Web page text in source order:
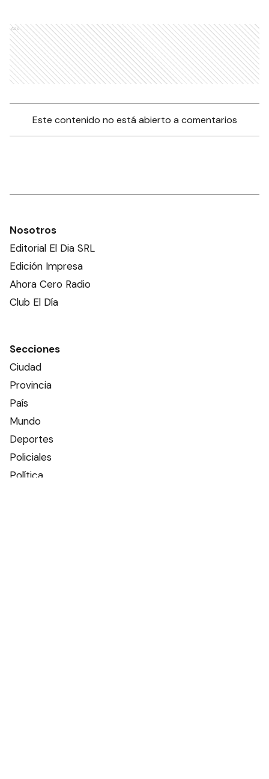
Ads
Este contenido no está abierto a comentarios
Nosotros
Editorial El Dia SRL
Edición Impresa
Ahora Cero Radio
Club El Día
Secciones
Ciudad
Provincia
País
Mundo
Deportes
Policiales
Política